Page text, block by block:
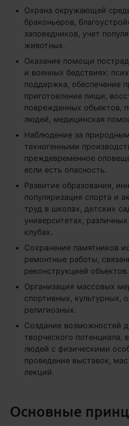
Охрана окружающей
браконьеров,
заповедников, учет
животных.
Оказание помощи
и военных бедствиях:
поддержка, обеспечение
приготовление пищи,
поврежденных объектов,
людей, медицинская
Наблюдение за
техногенными
преждевременное
если есть опасность.
Развитие образования,
популяризация спорта и
труд в школах, детских
университетах,
клубах.
Сохранение памятников
ремонтные работы,
реконструкцией объектов.
Организация массовых
спортивных, культурных,
религиозных.
Создание возможностей
творческого потенциала,
людей с физическими
проведение выставок,
лекций.
Основные